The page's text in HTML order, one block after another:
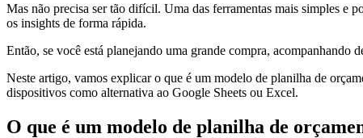
Mas não precisa ser tão difícil. Uma das ferramentas mais simples e
os insights de forma rápida.
Então, se você está planejando uma grande compra, acompanhando
Neste artigo, vamos explicar o que é um modelo de planilha de
dispositivos como alternativa ao Google Sheets ou Excel.
O que é um modelo de planilha de